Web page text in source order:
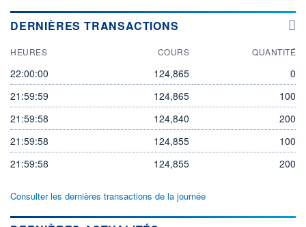
DERNIÈRES TRANSACTIONS
HEURES COURS QUANTITÉ
22:00:00 124,865
0
21:59:59
124,865
100
21:59:58
124,840
200
21:59:58
124,855
100
21:59:58
124,855 200
Consulter les dernières transactions de la journée